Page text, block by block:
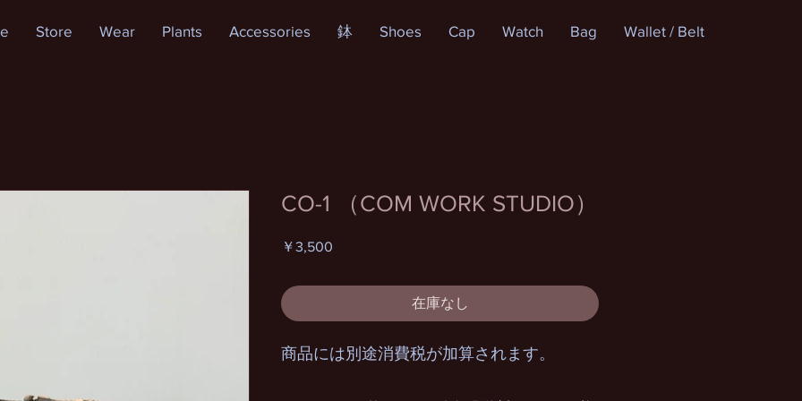
Store Wear Plants Accessories 鉢 Shoes Cap Watch Bag Wallet / Belt
CO-1 （COM WORK STUDIO）
￥3,500
在庫なし
商品には別途消費税が加算されます。